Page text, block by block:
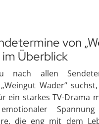
von
im Überblick
nach allen
Wader“
ein starkes TV-Drama
die eng mit dem